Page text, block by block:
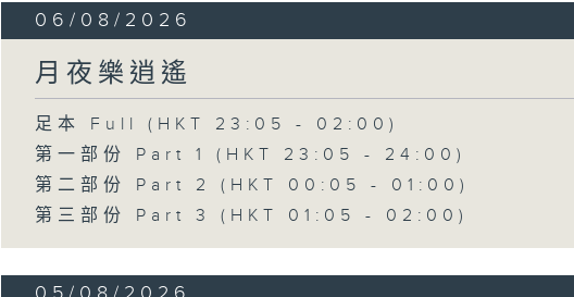
06/08/2026
月夜樂逍遙
足本 Full (HKT 23:05 - 02:00)
第一部份 Part 1 (HKT 23:05 - 24:00)
第二部份 Part 2 (HKT 00:05 - 01:00)
第三部份 Part 3 (HKT 01:05 - 02:00)